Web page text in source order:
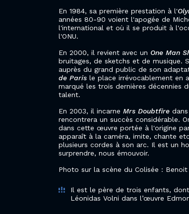
En 1984, sa première prestation à l'
années 80-90 voient l'apogée de
l'international et où il se produit à
l'ONU.
En 2000, il revient avec un One Man
bruitages, de sketchs et de musique.
auprès du grand public de son
de Paris le place irrévocablement en
marqué les trois dernières décennies
talent.
En 2003, il incarne Mrs Doubtfire
rencontrera un succès considérable.
dans cette œuvre portée à l'origine
apparaît à la caméra, imite, chante
plusieurs cordes à son arc. Il est un
surprendre, nous émouvoir.
Photo sur la scène du Colisée : Benoit
Il est le père de trois enfants,
Léonidas Volni dans l’œuvre